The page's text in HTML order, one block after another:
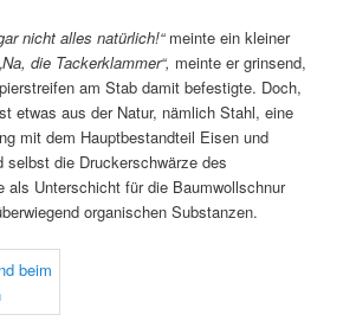
nicht alles natürlich!“meinte ein kleiner
die Tackerklammer“, meinte er grinsend,
am Stab damit befestigte. Doch,
etwas aus der Natur, nämlich Stahl, eine
mit dem Hauptbestandteil Eisen und
selbst die Druckerschwärze des
als Unterschicht für die Baumwollschnur
organischen Substanzen.